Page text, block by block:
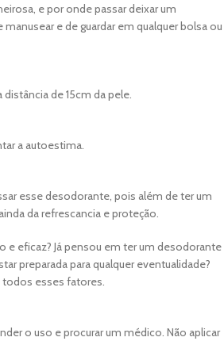
e por onde passar deixar um
manusear e de guardar em qualquer bolsa ou
de 15cm da pele.
a autoestima.
esse desodorante, pois além de ter um
da refrescancia e proteção.
e eficaz? Já pensou em ter um desodorante
preparada para qualquer eventualidade?
todos esses fatores.
o uso e procurar um médico. Não aplicar